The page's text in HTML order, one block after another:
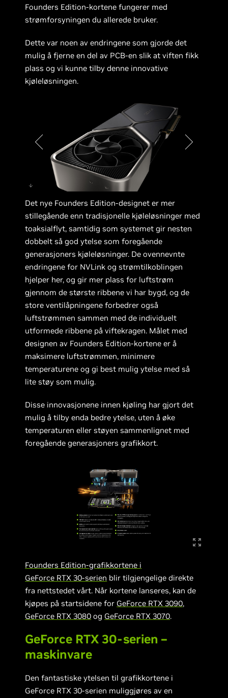
Founders Edition-kortene fungerer med
strømforsyningen du allerede bruker.
Dette var noen av endringene som gjorde det
mulig å fjerne en del av PCB-en slik at viften fikk
plass og vi kunne tilby denne innovative
kjøleløsningen.
GeForce RTX 3080 Founders
Edition Photo
Det nye Founders Edition-designet er mer
stillegående enn tradisjonelle kjøleløsninger med
toaksialflyt, samtidig som systemet gir nesten
dobbelt så god ytelse som foregående
generasjoners kjøleløsninger. De ovennevnte
endringene for NVLink og strømtilkoblingen
hjelper her, og gir mer plass for luftstrøm
gjennom de største ribbene vi har bygd, og de
store ventilåpningene forbedrer også
luftstrømmen sammen med de individuelt
utformede ribbene på viftekragen. Målet med
designen av Founders Edition-kortene er å
maksimere luftstrømmen, minimere
temperaturene og gi best mulig ytelse med så
lite støy som mulig.
Disse innovasjonene innen kjøling har gjort det
mulig å tilby enda bedre ytelse, uten å øke
temperaturen eller støyen sammenlignet med
foregående generasjoners grafikkort.
Founders Edition-grafikkortene i
GeForce RTX 30-serien blir tilgjengelige direkte
fra nettstedet vårt. Når kortene lanseres, kan de
kjøpes på startsidene for GeForce RTX 3090,
GeForce RTX 3080 og GeForce RTX 3070.
GeForce RTX 30-serien –
maskinvare
Den fantastiske ytelsen til grafikkortene i
GeForce RTX 30-serien muliggjøres av en